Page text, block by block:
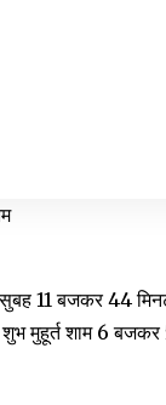
11 बजकर 44 मिनट
मुहूर्त शाम 6